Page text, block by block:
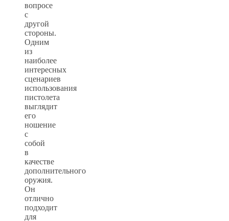
вопросе
с
другой
стороны.
Одним
из
наиболее
интересных
сценариев
использования
пистолета
выглядит
его
ношение
с
собой
в
качестве
дополнительного
оружия.
Он
отлично
подходит
для